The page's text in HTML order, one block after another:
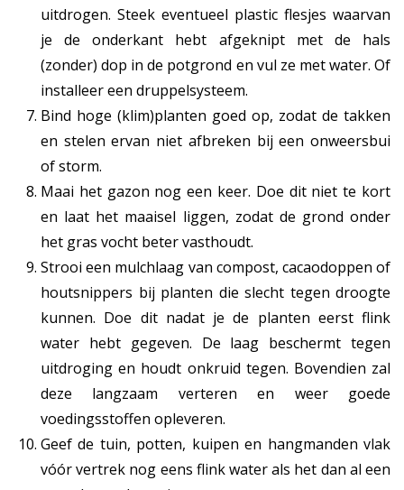
uitdrogen. Steek eventueel plastic flesjes waarvan
je de onderkant hebt afgeknipt met de hals
(zonder) dop in de potgrond en vul ze met water. Of
installeer een druppelsysteem.
Bind hoge (klim)planten goed op, zodat de takken
en stelen ervan niet afbreken bij een onweersbui
of storm.
Maai het gazon nog een keer. Doe dit niet te kort
en laat het maaisel liggen, zodat de grond onder
het gras vocht beter vasthoudt.
Strooi een mulchlaag van compost, cacaodoppen of
houtsnippers bij planten die slecht tegen droogte
kunnen. Doe dit nadat je de planten eerst flink
water hebt gegeven. De laag beschermt tegen
uitdroging en houdt onkruid tegen. Bovendien zal
deze langzaam verteren en weer goede
voedingsstoffen opleveren.
Geef de tuin, potten, kuipen en hangmanden vlak
vóór vertrek nog eens flink water als het dan al een